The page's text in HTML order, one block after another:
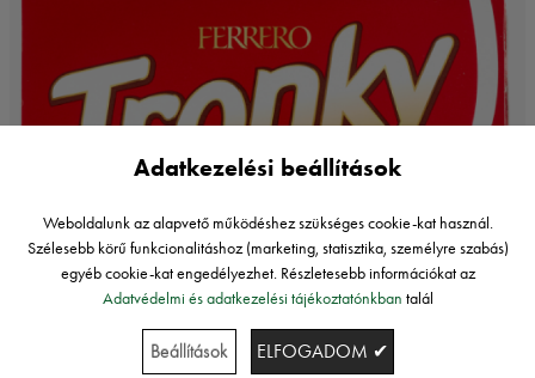
Adatkezelési beállítások
Weboldalunk az alapvető működéshez szükséges cookie-kat használ.
Szélesebb körű funkcionalitáshoz (marketing, statisztika, személyre szabás)
egyéb cookie-kat engedélyezhet. Részletesebb információkat az
Adatvédelmi és adatkezelési tájékoztatónkban talál
Beállítások ELFOGADOM ✔